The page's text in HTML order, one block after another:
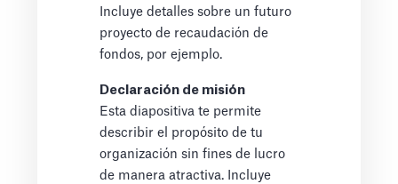
Incluye detalles sobre un futuro
proyecto de recaudación de
fondos, por ejemplo.
Declaración de misión
Esta diapositiva te permite
describir el propósito de tu
organización sin fines de lucro
de manera atractiva. Incluye